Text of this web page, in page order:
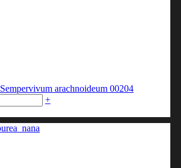
Sempervivum arachnoideum 00204
+